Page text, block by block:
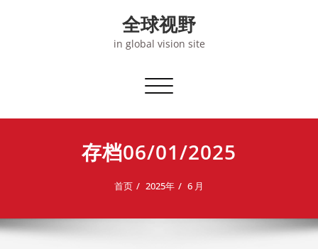
全球视野
in global vision site
切
导
存档06/01/2025
首页 2025年 6 月